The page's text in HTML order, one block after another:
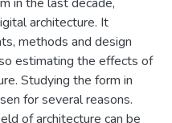
architecture. It
methods and design
estimating the effects of
Studying the form in
for several reasons.
of architecture can be